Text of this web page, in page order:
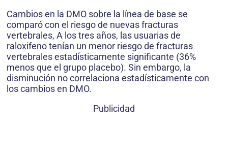
Cambios en la DMO sobre la línea de base se
comparó con el riesgo de nuevas fracturas
vertebrales, A los tres años, las usuarias de
raloxifeno tenían un menor riesgo de fracturas
vertebrales estadísticamente significante (36%
menos que el grupo placebo). Sin embargo, la
disminución no correlaciona estadísticamente con
los cambios en DMO.
Publicidad